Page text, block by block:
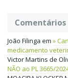
Comentários
João Filinga em
medicamento
Victor Martins de
NÃO ao PL 3665/